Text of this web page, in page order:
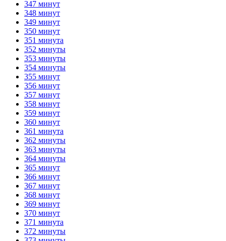
347 минут
348 минут
349 минут
350 минут
351 минута
352 минуты
353 минуты
354 минуты
355 минут
356 минут
357 минут
358 минут
359 минут
360 минут
361 минута
362 минуты
363 минуты
364 минуты
365 минут
366 минут
367 минут
368 минут
369 минут
370 минут
371 минута
372 минуты